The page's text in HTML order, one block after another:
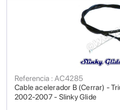
Cable acelerador B (Cerrar) -
2002-2007 - Slinky Glide
Referencia : AC4285